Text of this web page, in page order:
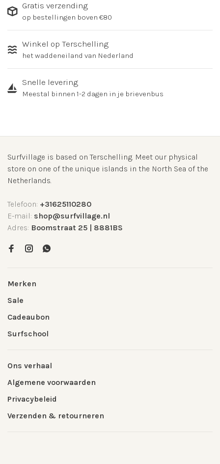
Gratis verzending
op bestellingen boven €80
Winkel op Terschelling
het waddeneiland van Nederland
Snelle levering
Meestal binnen 1-2 dagen in je brievenbus
Surfvillage is based on Terschelling. Meet our physical
store on one of the unique islands in the North Sea of the
Netherlands.
Telefoon: +31625110280
E-mail: shop@surfvillage.nl
Adres: Boomstraat 25 | 8881BS
Merken
Sale
Cadeaubon
Surfschool
Ons verhaal
Algemene voorwaarden
Privacybeleid
Verzenden & retourneren